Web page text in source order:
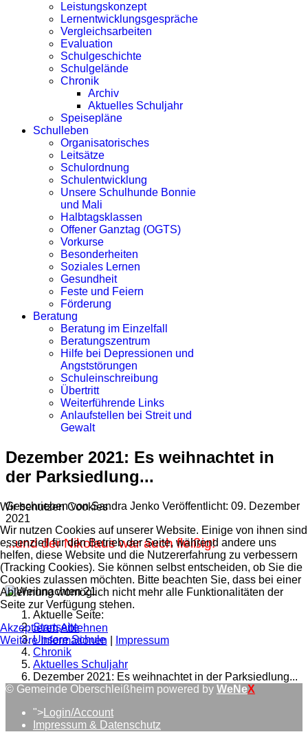
Leistungskonzept
Lernentwicklungsgespräche
Vergleichsarbeiten
Evaluation
Schulgeschichte
Schulgelände
Chronik
Archiv
Aktuelles Schuljahr
Speisepläne
Schulleben
Organisatorisches
Leitsätze
Schulordnung
Schulentwicklung
Unsere Schulhunde Bonnie
und Mali
Halbtagsklassen
Offener Ganztag (OGTS)
Vorkurse
Besonderheiten
Soziales Lernen
Gesundheit
Feste und Feiern
Förderung
Beratung
Beratung im Einzelfall
Beratungszentrum
Hilfe bei Depressionen und
Angststörungen
Schuleinschreibung
Übertritt
Weiterführende Links
Anlaufstellen bei Streit und
Gewalt
Dezember 2021: Es weihnachtet in
der Parksiedlung...
Geschrieben vonSandra Jenko Veröffentlicht: 09. Dezember
2021
...und der Nikolaus war auch fleißig!
Aktuelle Seite:
Startseite
Unsere Schule
Chronik
Aktuelles Schuljahr
Dezember 2021: Es weihnachtet in der Parksiedlung...
© Gemeinde Oberschleißheim powered by WeNeX
"> Login/Account
Impressum & Datenschutz
Wir benutzen Cookies
Wir nutzen Cookies auf unserer Website. Einige von ihnen sind
essenziell für den Betrieb der Seite, während andere uns
helfen, diese Website und die Nutzererfahrung zu verbessern
(Tracking Cookies). Sie können selbst entscheiden, ob Sie die
Cookies zulassen möchten. Bitte beachten Sie, dass bei einer
Ablehnung womöglich nicht mehr alle Funktionalitäten der
Seite zur Verfügung stehen.
AkzeptierenAblehnen
Weitere Informationen
Impressum